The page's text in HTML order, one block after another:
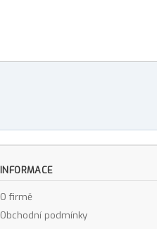
INFORMACE
O firmě
Obchodní podmínky